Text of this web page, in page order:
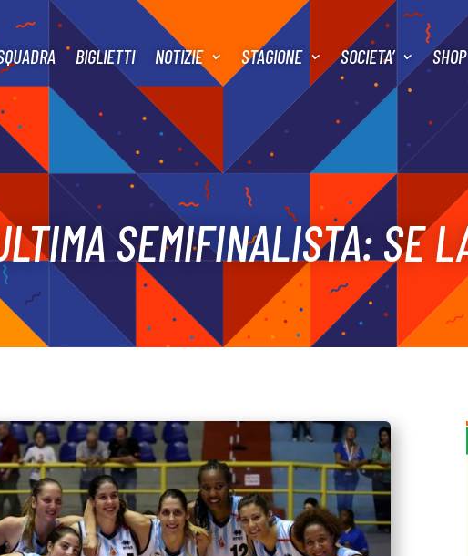
BIGLIETTI NOTIZIE STAGIONE SOCIETA’ SHOP
SEMIFINALISTA: SE